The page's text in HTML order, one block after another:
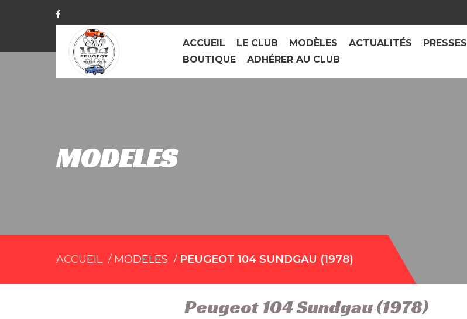
ACCUEIL LE CLUB MODÈLES ACTUALITÉS PRESSES
BOUTIQUE
ADHÉRER AU CLUB
MODELES
ACCUEIL MODELES PEUGEOT 104 SUNDGAU (1978)
Peugeot 104 Sundgau (1978)